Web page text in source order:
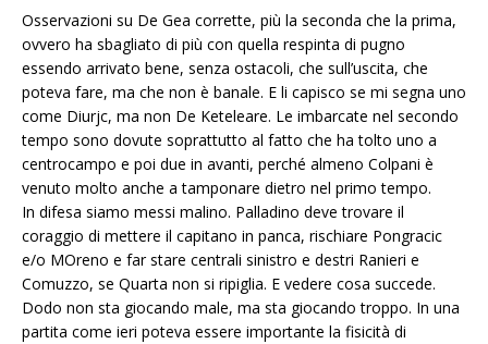
Osservazioni su De Gea corrette, più la seconda che la prima,
ovvero ha sbagliato di più con quella respinta di pugno
essendo arrivato bene, senza ostacoli, che sull’uscita, che
poteva fare, ma che non è banale. E li capisco se mi segna uno
come Diurjc, ma non De Keteleare. Le imbarcate nel secondo
tempo sono dovute soprattutto al fatto che ha tolto uno a
centrocampo e poi due in avanti, perché almeno Colpani è
venuto molto anche a tamponare dietro nel primo tempo.
In difesa siamo messi malino. Palladino deve trovare il
coraggio di mettere il capitano in panca, rischiare Pongracic
e/o MOreno e far stare centrali sinistro e destri Ranieri e
Comuzzo, se Quarta non si ripiglia. E vedere cosa succede.
Dodo non sta giocando male, ma sta giocando troppo. In una
partita come ieri poteva essere importante la fisicità di